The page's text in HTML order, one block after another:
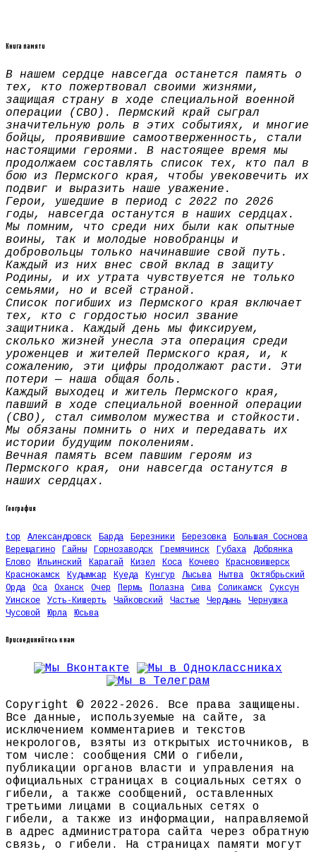
Книга памяти
В нашем сердце навсегда останется память о
тех, кто пожертвовал своими жизнями,
защищая страну в ходе специальной военной
операции (СВО). Пермский край сыграл
значительную роль в этих событиях, и многие
бойцы, проявившие самоотверженность, стали
настоящими героями. В настоящее время мы
продолжаем составлять список тех, кто пал в
бою из Пермского края, чтобы увековечить их
подвиг и выразить наше уважение.
Герои, ушедшие в период с 2022 по 2026
годы, навсегда останутся в наших сердцах.
Мы помним, что среди них были как опытные
воины, так и молодые новобранцы и
добровольцы только начинавшие свой путь.
Каждый из них внес свой вклад в защиту
Родины, и их утрата чувствуется не только
семьями, но и всей страной.
Список погибших из Пермского края включает
тех, кто с гордостью носил звание
защитника. Каждый день мы фиксируем,
сколько жизней унесла эта операция среди
уроженцев и жителей Пермского края, и, к
сожалению, эти цифры продолжают расти. Эти
потери — наша общая боль.
Каждый выходец и житель Пермского края,
павший в ходе специальной военной операции
(СВО), стал символом мужества и стойкости.
Мы обязаны помнить о них и передавать их
истории будущим поколениям.
Вечная память всем павшим героям из
Пермского края, они навсегда останутся в
наших сердцах.
География
top Александровск Барда Березники Березовка
Большая Соснова
Верещагино
Гайны Горнозаводск Гремячинск Губаха
Добрянка
Елово
Ильинский Карагай Кизел Коса Кочево
Красновишерск
Краснокамск
Кудымкар Куеда Кунгур Лысьва Нытва
Октябрьский
Орда
Оса Оханск Очер Пермь Полазна Сива Соликамск
Суксун
Уинское
Усть-Кишерть Чайковский Частые Чердынь
Чернушка
Чусовой
Юрла Юсьва
Присоединяйтесь к нам
Copyright © 2022-2026. Все права защищены.
Все данные, используемые на сайте, за
исключением комментариев и текстов
некрологов, взяты из открытых источников, в
том числе: сообщения СМИ о гибели,
публикации органов власти и управления на
официальных страницах в социальных сетях о
гибели, а также сообщений, оставленных
третьими лицами в социальных сетях о
гибели, а также из информации, направляемой
в адрес администратора сайта через обратную
связь, о гибели. На страницах памяти могут